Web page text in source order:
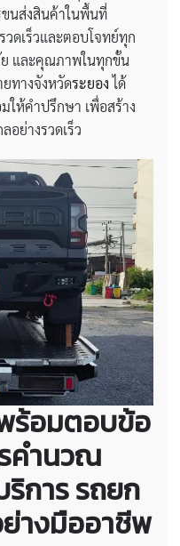
นส่งสินค้าในพื้นที่
วดเร็วและตอบโจทย์ทุก
และคุณภาพในทุกขั้น
ทางจังหวัดระยองได้
ให้คำปรึกษา เพื่อสร้าง
อย่างรวดเร็ว
ร้อมตอบข้อ
คำนวณ
ริการ รถยก
ย่างมืออาชีพ